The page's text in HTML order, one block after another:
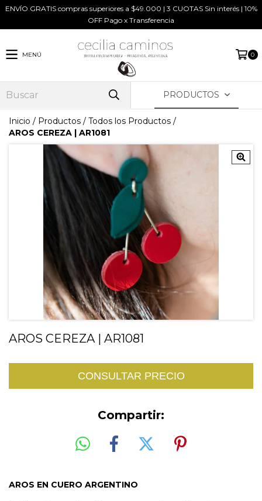
ENVÍO GRATIS compras superiores a $49.000 | 3 CUOTAS Sin interés | 10%
OFF Pago x Transferencia
MENÚ 0
PRODUCTOS
Inicio / Productos / Todos los Productos /
AROS CEREZA | AR1081
AROS CEREZA | AR1081
Compartir:
AROS EN CUERO ARGENTINO